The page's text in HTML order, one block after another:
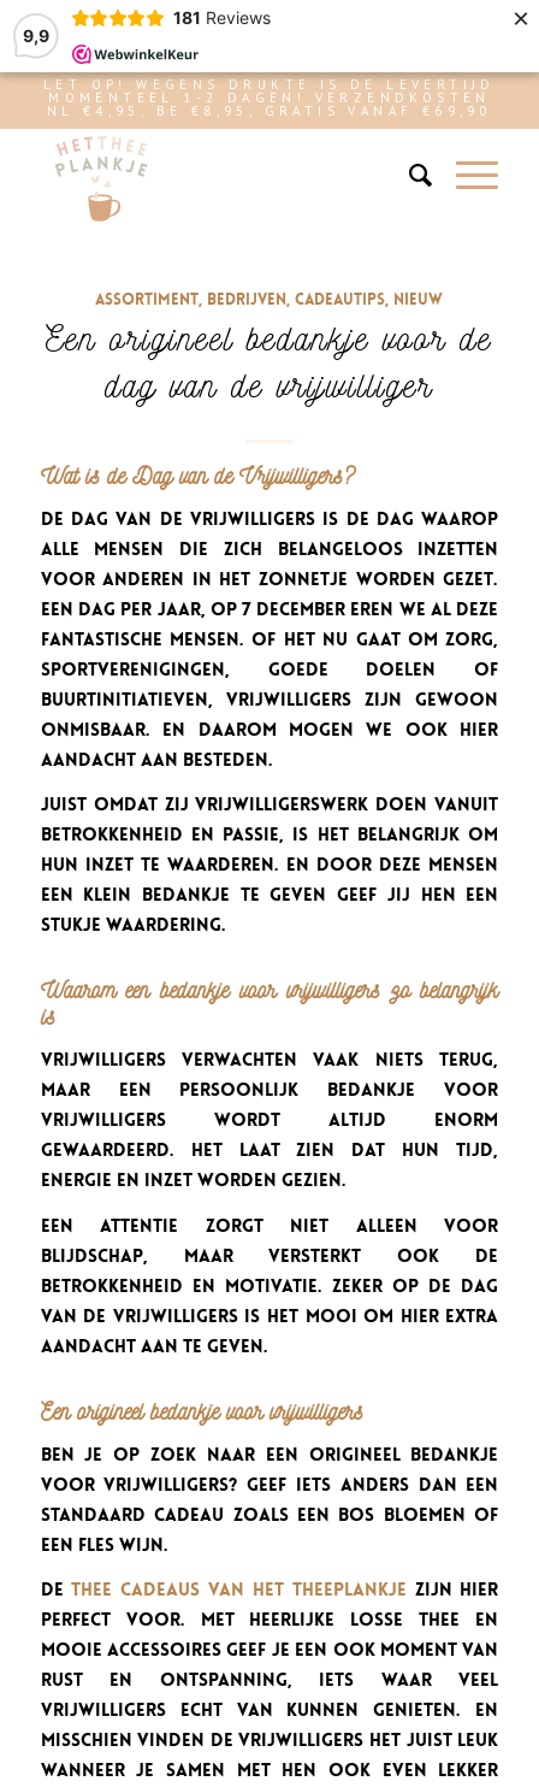
9,9
181 Reviews ×
LET OP! WEGENS DRUKTE IS DE LEVERTIJD
MOMENTEEL 1-2 DAGEN! VERZENDKOSTEN
NL €4,95, BE €8,95, GRATIS VANAF €69,90
Assortiment, Bedrijven,Cadeautips, Nieuw
Een origineel bedankje voor de
dag van de vrijwilliger
Wat is de Dag van de Vrijwilligers?
De dag van de vrijwilligers is de dag waarop
alle mensen die zich belangeloos inzetten
voor anderen in het zonnetje worden gezet.
Een dag per jaar, op 7 december eren we al deze
fantastische mensen. Of het nu gaat om zorg,
sportverenigingen, goede doelen of
buurtinitiatieven, vrijwilligers zijn gewoon
onmisbaar. En daarom mogen we ook hier
aandacht aan besteden.
Juist omdat zij vrijwilligerswerk doen vanuit
betrokkenheid en passie, is het belangrijk om
hun inzet te waarderen. En door deze mensen
een klein bedankje te geven geef jij hen een
stukje waardering.
Waarom een bedankje voor vrijwilligers zo belangrijk
is
Vrijwilligers verwachten vaak niets terug,
maar een persoonlijk bedankje voor
vrijwilligers wordt altijd enorm
gewaardeerd. Het laat zien dat hun tijd,
energie en inzet worden gezien.
Een attentie zorgt niet alleen voor
blijdschap, maar versterkt ook de
betrokkenheid en motivatie. Zeker op de dag
van de vrijwilligers is het mooi om hier extra
aandacht aan te geven.
Een origineel bedankje voor vrijwilligers
Ben je op zoek naar een origineel bedankje
voor vrijwilligers? Geef iets anders dan een
standaard cadeau zoals een bos bloemen of
een fles wijn.
Dethee cadeaus van Het Theeplankje zijn hier
perfect voor. Met heerlijke losse thee en
mooie accessoires geef je een ook moment van
rust en ontspanning, iets waar veel
vrijwilligers echt van kunnen genieten. En
misschien vinden de vrijwilligers het juist leuk
wanneer je samen met hen ook even lekker